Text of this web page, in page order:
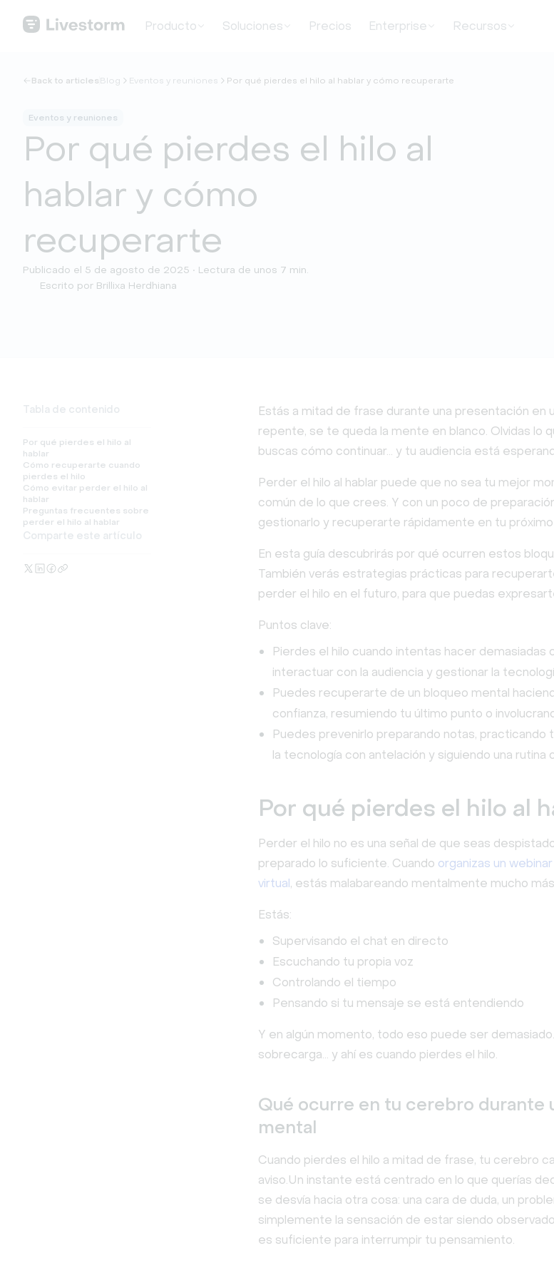
Producto Soluciones Precios Enterprise Recursos
Back to articles Blog Eventos y reuniones Por qué pierdes el hilo al hablar y cómo recuperarte
Eventos y reuniones
Por qué pierdes el hilo al
hablar y cómo
recuperarte
Publicado el 5 de agosto de 2025 • Lectura de unos 7 min.
Escrito por Brillixa Herdhiana
Tabla de contenido
Por qué pierdes el hilo al
hablar
Cómo recuperarte cuando
pierdes el hilo
Cómo evitar perder el hilo al
hablar
Preguntas frecuentes sobre
perder el hilo al hablar
Comparte este artículo
Estás a mitad de frase durante una presentación en
repente, se te queda la mente en blanco. Olvidas lo
buscas cómo continuar… y tu audiencia está
Perder el hilo al hablar puede que no sea tu mejor
común de lo que crees. Y con un poco de
gestionarlo y recuperarte rápidamente en tu próximo
En esta guía descubrirás por qué ocurren estos
También verás estrategias prácticas para
perder el hilo en el futuro, para que puedas
Puntos clave:
Pierdes el hilo cuando intentas hacer demasiadas
interactuar con la audiencia y gestionar la
Puedes recuperarte de un bloqueo mental
confianza, resumiendo tu último punto o
Puedes prevenirlo preparando notas, practicando
la tecnología con antelación y siguiendo una rutina
Por qué pierdes el hilo al
Perder el hilo no es una señal de que seas
preparado lo suficiente. Cuando organizas un webinar
virtual, estás malabareando mentalmente mucho
Estás:
Supervisando el chat en directo
Escuchando tu propia voz
Controlando el tiempo
Pensando si tu mensaje se está entendiendo
Y en algún momento, todo eso puede ser
sobrecarga… y ahí es cuando pierdes el hilo.
Qué ocurre en tu cerebro durante
mental
Cuando pierdes el hilo a mitad de frase, tu cerebro
aviso.Un instante está centrado en lo que querías
se desvía hacia otra cosa: una cara de duda, un
simplemente la sensación de estar siendo
es suficiente para interrumpir tu pensamiento.